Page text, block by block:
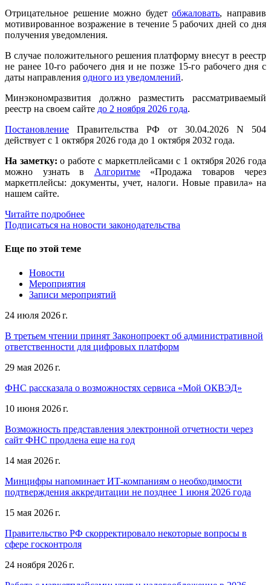
Отрицательное решение можно будетобжаловать, направив
мотивированное возражение в течение 5 рабочих дней со дня
получения уведомления.
В случае положительного решения платформу внесут в реестр
не ранее 10-го рабочего дня и не позже 15-го рабочего дня с
даты направления одного из уведомлений.
Минэкономразвития должно разместить рассматриваемый
реестр на своем сайте до 2 ноября 2026 года.
Постановление Правительства РФ от 30.04.2026 N 504
действует с 1 октября 2026 года до 1 октября 2032 года.
На заметку:о работе с маркетплейсами с 1 октября 2026 года
можно узнать в Алгоритме«Продажа товаров через
маркетплейсы: документы, учет, налоги. Новые правила» на
нашем сайте.
Читайте подробнее
Подписаться на новости законодательства
Еще по этой теме
Новости
Мероприятия
Записи мероприятий
24 июля 2026 г.
В третьем чтении принят Законопроект об административной
ответственности для цифровых платформ
29 мая 2026 г.
ФНС рассказала о возможностях сервиса «Мой ОКВЭД»
10 июня 2026 г.
Возможность представления электронной отчетности через
сайт ФНС продлена еще на год
14 мая 2026 г.
Минцифры напоминает ИТ-компаниям о необходимости
подтверждения аккредитации не позднее 1 июня 2026 года
15 мая 2026 г.
Правительство РФ скорректировало некоторые вопросы в
сфере госконтроля
24 ноября 2026 г.